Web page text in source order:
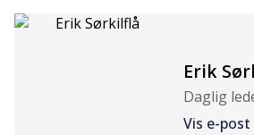
Erik
Daglig
Vis e-post